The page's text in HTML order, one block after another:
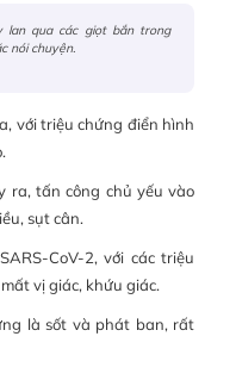
lan qua các giọt bắn trong
nói chuyện.
với triệu chứng điển hình
ra, tấn công chủ yếu vào
sụt cân.
CoV-2, với các triệu
vị giác, khứu giác.
là sốt và phát ban, rất